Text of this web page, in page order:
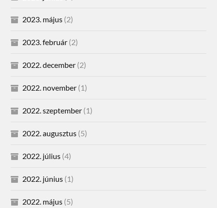
2023. május (2)
2023. február (2)
2022. december (2)
2022. november (1)
2022. szeptember (1)
2022. augusztus (5)
2022. július (4)
2022. június (1)
2022. május (5)